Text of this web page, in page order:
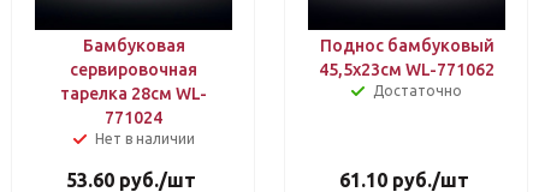
Бамбуковая
сервировочная
тарелка 28см WL-
771024
Нет в наличии
53.60 руб./шт
Поднос бамбуковый
45,5х23см WL-771062
Достаточно
61.10 руб./шт